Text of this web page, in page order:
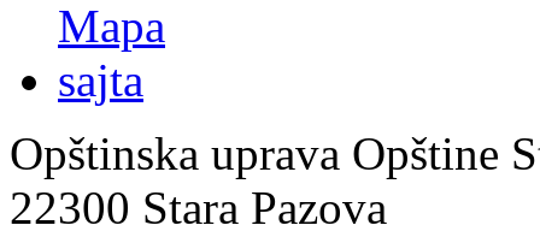
Opštinska uprava Opštine
22300 Stara Pazova